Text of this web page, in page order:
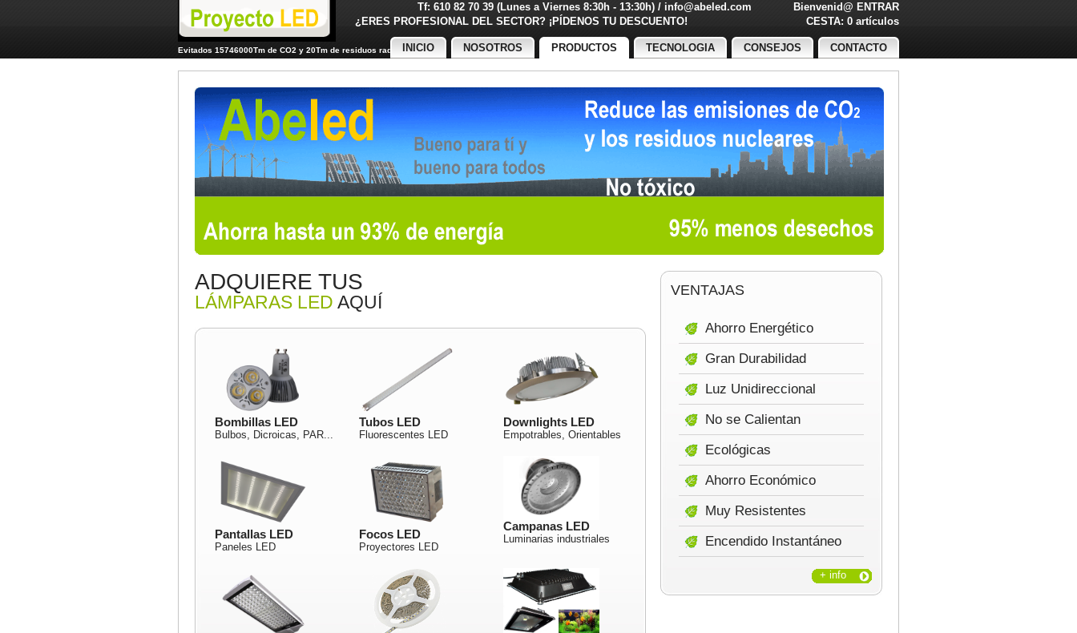
Tf: 610 82 70 39 (Lunes a Viernes 8:30h - 13:30h) / info@abeled.com Bienvenid@ ENTRAR
¿ERES PROFESIONAL DEL SECTOR? ¡PÍDENOS TU DESCUENTO!
CESTA: 0 artículos
Evitados 15746000Tm de CO2 y 20Tm de residuos radiactivos
INICIO NOSOTROS PRODUCTOS TECNOLOGIA CONSEJOS CONTACTO
VENTAJAS
Ahorro Energético
Gran Durabilidad
Luz Unidireccional
No se Calientan
Ecológicas
Ahorro Económico
Muy Resistentes
Encendido Instantáneo
+ info
ADQUIERE TUS
LÁMPARAS LED AQUÍ
Bombillas LED
Bulbos, Dicroicas, PAR...
Tubos LED
Fluorescentes LED
Downlights LED
Empotrables, Orientables
Pantallas LED
Paneles LED
Focos LED
Proyectores LED
Campanas LED
Luminarias industriales